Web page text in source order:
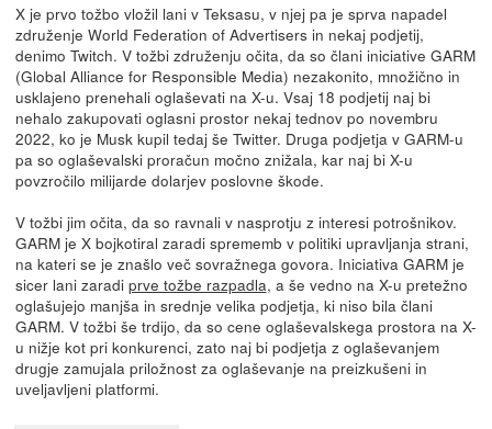
X je prvo tožbo vložil lani v Teksasu, v njej pa je sprva napadel
združenje World Federation of Advertisers in nekaj podjetij,
denimo Twitch. V tožbi združenju očita, da so člani iniciative GARM
(Global Alliance for Responsible Media) nezakonito, množično in
usklajeno prenehali oglaševati na X-u. Vsaj 18 podjetij naj bi
nehalo zakupovati oglasni prostor nekaj tednov po novembru
2022, ko je Musk kupil tedaj še Twitter. Druga podjetja v GARM-u
pa so oglaševalski proračun močno znižala, kar naj bi X-u
povzročilo milijarde dolarjev poslovne škode.
V tožbi jim očita, da so ravnali v nasprotju z interesi potrošnikov.
GARM je X bojkotiral zaradi sprememb v politiki upravljanja strani,
na kateri se je znašlo več sovražnega govora. Iniciativa GARM je
sicer lani zaradi prve tožbe razpadla, a še vedno na X-u pretežno
oglašujejo manjša in srednje velika podjetja, ki niso bila člani
GARM. V tožbi še trdijo, da so cene oglaševalskega prostora na X-
u nižje kot pri konkurenci, zato naj bi podjetja z oglaševanjem
drugje zamujala priložnost za oglaševanje na preizkušeni in
uveljavljeni platformi.